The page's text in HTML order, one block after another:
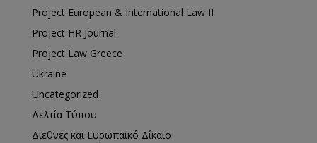
Project European & International Law II
Project HR Journal
Project Law Greece
Ukraine
Uncategorized
Δελτία Τύπου
Διεθνές και Ευρωπαϊκό Δίκαιο